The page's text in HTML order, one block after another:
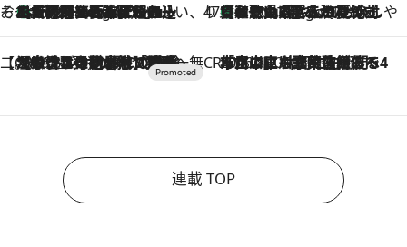
そおだよおこの関西おいしい、おやつ紀行4 Hours Ago
［大阪府箕面市］一皿一皿目の前で仕上げられる、料理を巧みに組み込んだアシェットデセールコース「ミチル アシェット デセール（Michiru assiette dessert）」 47都道府県の手みやげ ひんやりスイーツで夏を満喫
4 Hours Ago
【和歌山県】この夏絶対食べたい 冷やしておいしいおやつ3選 みかんがごろっと丸ごと入ったジュレ
【CREA×星野リゾート】唯一無二。癒しと発見が待つ場所へ
2026.8.7
【トンボの足水浴】ヒノキの香りに包まれて涼感マックス！約13℃の湧水かけ流しを避暑地「星野温泉 トンボの湯」で体験 CREA'S CHOICE
2026.8.7
「立川にも歌舞伎があるんだよ」 片岡仁左衛門・市川中車ら豪華座組みで4年目の立川立飛歌舞伎へ
連載 TOP